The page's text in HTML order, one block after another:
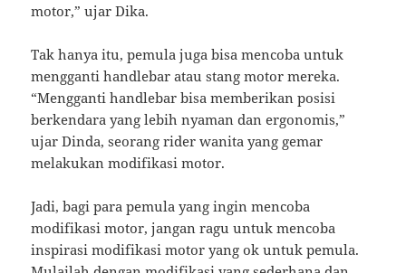
motor,” ujar Dika.
Tak hanya itu, pemula juga bisa mencoba untuk
mengganti handlebar atau stang motor mereka.
“Mengganti handlebar bisa memberikan posisi
berkendara yang lebih nyaman dan ergonomis,”
ujar Dinda, seorang rider wanita yang gemar
melakukan modifikasi motor.
Jadi, bagi para pemula yang ingin mencoba
modifikasi motor, jangan ragu untuk mencoba
inspirasi modifikasi motor yang ok untuk pemula.